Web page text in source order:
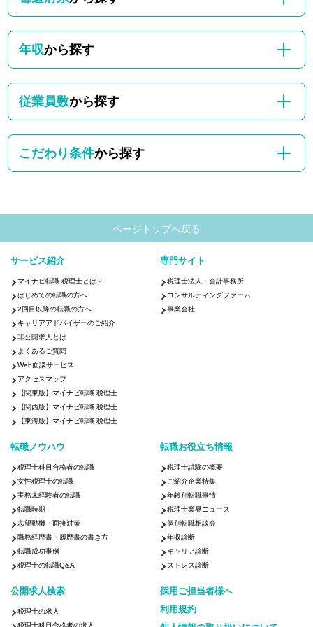
年収から探す
従業員数から探す
こだわり条件から探す
ページトップへ戻る
サービス紹介
マイナビ転職 税理士とは？
はじめての転職の方へ
2回目以降の転職の方へ
キャリアアドバイザーのご紹介
非公開求人とは
よくあるご質問
Web面談サービス
アクセスマップ
【関東版】マイナビ転職 税理士
【関西版】マイナビ転職 税理士
【東海版】マイナビ転職 税理士
専門サイト
税理士法人・会計事務所
コンサルティングファーム
事業会社
転職ノウハウ
税理士科目合格者の転職
女性税理士の転職
実務未経験者の転職
転職時期
志望動機・面接対策
職務経歴書・履歴書の書き方
転職成功事例
税理士の転職Q&A
転職お役立ち情報
税理士試験の概要
ご紹介企業特集
年齢別転職事情
税理士業界ニュース
個別転職相談会
年収診断
キャリア診断
ストレス診断
公開求人検索
税理士の求人
採用ご担当者様へ
利用規約